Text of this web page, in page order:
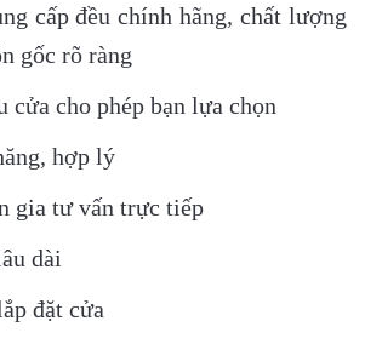
cấp đều chính hãng, chất lượng
gốc rõ ràng
cửa cho phép bạn lựa chọn
hợp lý
gia tư vấn trực tiếp
dài
đặt cửa